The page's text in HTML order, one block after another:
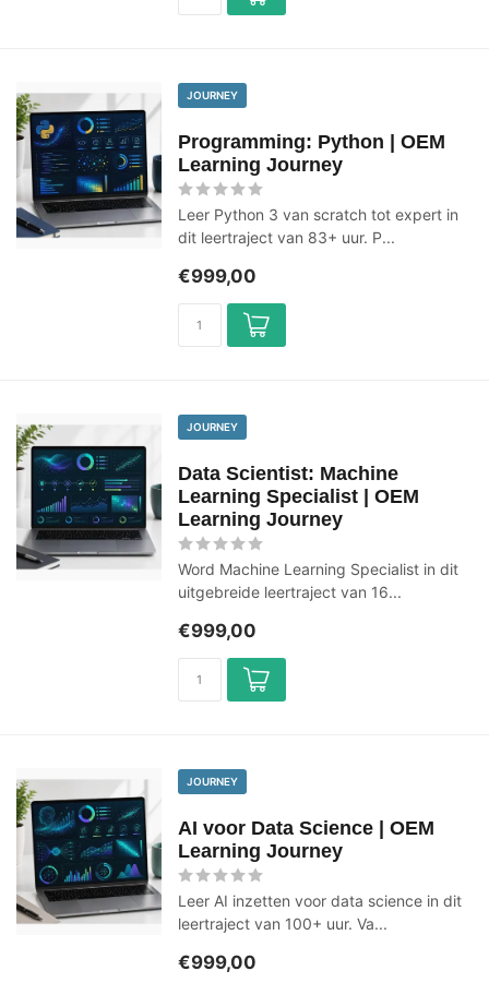
JOURNEY
Programming: Python | OEM
Learning Journey
Leer Python 3 van scratch tot expert in
dit leertraject van 83+ uur. P...
€999,00
JOURNEY
Data Scientist: Machine
Learning Specialist | OEM
Learning Journey
Word Machine Learning Specialist in dit
uitgebreide leertraject van 16...
€999,00
JOURNEY
AI voor Data Science | OEM
Learning Journey
Leer AI inzetten voor data science in dit
leertraject van 100+ uur. Va...
€999,00